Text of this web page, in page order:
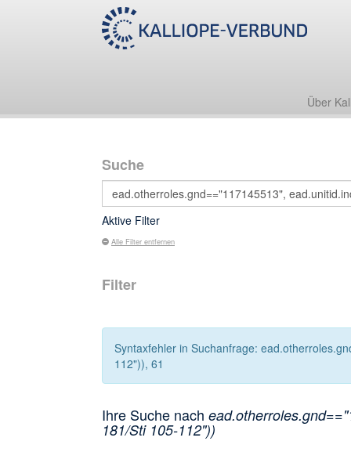
Über
Suche
Aktive Filter
Alle Filter entfernen
Filter
Syntaxfehler in Suchanfrage:
112")), 61
Ihre Suche nach
181/Sti 105-112"))